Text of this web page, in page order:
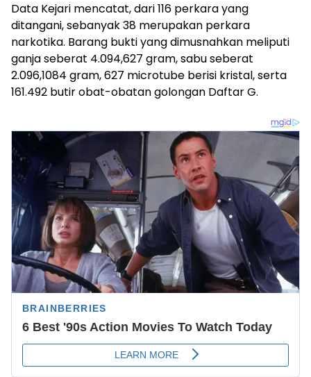
Data Kejari mencatat, dari 116 perkara yang
ditangani, sebanyak 38 merupakan perkara
narkotika. Barang bukti yang dimusnahkan meliputi
ganja seberat 4.094,627 gram, sabu seberat
2.096,1084 gram, 627 microtube berisi kristal, serta
161.492 butir obat-obatan golongan Daftar G.